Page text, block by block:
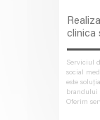
clinica
Serviciul
social
este
brandului
Oferim